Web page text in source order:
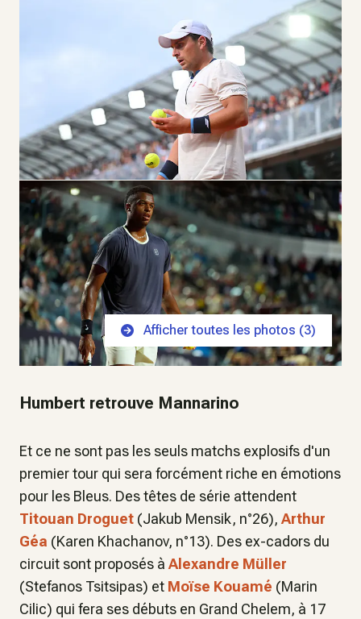
Afficher toutes les photos (3)
Humbert retrouve Mannarino
Et ce ne sont pas les seuls matchs explosifs d'un
premier tour qui sera forcément riche en émotions
pour les Bleus. Des têtes de série attendent
Titouan Droguet (Jakub Mensik, n°26), Arthur
Géa (Karen Khachanov, n°13). Des ex-cadors du
circuit sont proposés à Alexandre Müller
(Stefanos Tsitsipas) et Moïse Kouamé (Marin
Cilic) qui fera ses débuts en Grand Chelem, à 17